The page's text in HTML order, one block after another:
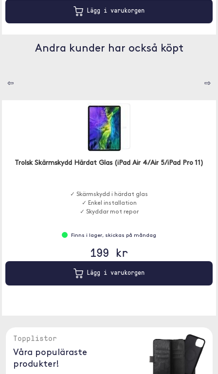
Lägg i varukorgen
Andra kunder har också köpt
⇦ ⇨
Trolsk Skärmskydd Härdat Glas (iPad Air 4/Air 5/iPad Pro 11)
✓ Skärmskydd i härdat glas
✓ Enkel installation
✓ Skyddar mot repor
Finns i lager, skickas på måndag
199 kr
Lägg i varukorgen
Topplistor
Våra populäraste
produkter!